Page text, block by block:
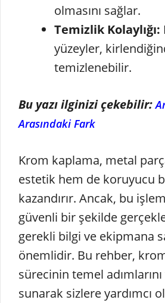
olmasını sağlar.
Temizlik Kolaylığı:
yüzeyler,
temizlenebilir.
Bu yazı ilginizi çekebilir:
Arasındaki Fark
Krom kaplama, metal
estetik hem de koruyucu
kazandırır. Ancak, bu
güvenli bir şekilde
gerekli bilgi ve ekipmana
önemlidir. Bu rehber,
sürecinin temel adımlarını
sunarak sizlere yardımcı